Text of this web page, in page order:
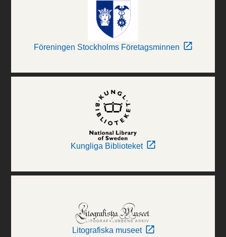
Föreningen Stockholms Företagsminnen
Kungliga Biblioteket
Litografiska museet